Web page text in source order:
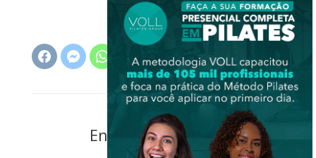
Enviar Comentário